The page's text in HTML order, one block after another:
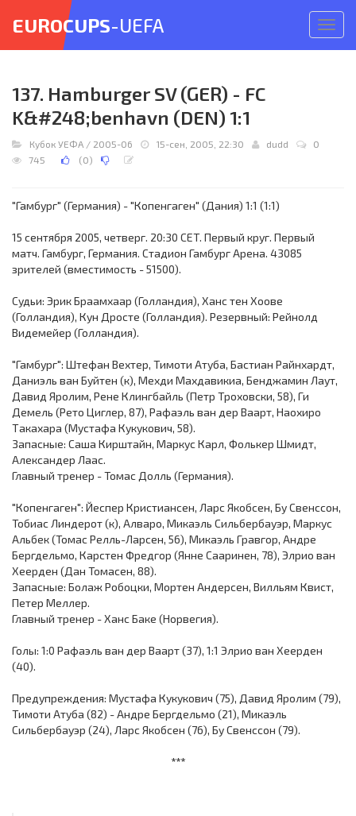
меню
EUROCUPS-UEFA
137. Hamburger SV (GER) - FC
K&#248;benhavn (DEN) 1:1
Кубок УЕФА / 2005-06 15-сен, 2005, 22:30 dudd
0
745
(0)
"Гамбург" (Германия) - "Копенгаген" (Дания) 1:1 (1:1)
15 сентября 2005, четверг. 20:30 CET. Первый круг. Первый
матч. Гамбург, Германия. Стадион Гамбург Арена. 43085
зрителей (вместимость - 51500).
Судьи: Эрик Браамхаар (Голландия), Ханс тен Хоове
(Голландия), Кун Дросте (Голландия). Резервный: Рейнолд
Видемейер (Голландия).
"Гамбург": Штефан Вехтер, Тимоти Атуба, Бастиан Райнхардт,
Даниэль ван Буйтен (к), Мехди Махдавикиа, Бенджамин Лаут,
Давид Яролим, Рене Клингбайль (Петр Троховски, 58), Ги
Демель (Рето Циглер, 87), Рафаэль ван дер Ваарт, Наохиро
Такахара (Мустафа Кукукович, 58).
Запасные: Саша Кирштайн, Маркус Карл, Фолькер Шмидт,
Александер Лаас.
Главный тренер - Томас Долль (Германия).
"Копенгаген": Йеспер Кристиансен, Ларс Якобсен, Бу Свенссон,
Тобиас Линдерот (к), Алваро, Микаэль Сильбербауэр, Маркус
Альбек (Томас Релль-Ларсен, 56), Микаэль Гравгор, Андре
Бергдельмо, Карстен Фредгор (Янне Сааринен, 78), Элрио ван
Хеерден (Дан Томасен, 88).
Запасные: Болаж Робоцки, Мортен Андерсен, Вилльям Квист,
Петер Меллер.
Главный тренер - Ханс Баке (Норвегия).
Голы: 1:0 Рафаэль ван дер Ваарт (37), 1:1 Элрио ван Хеерден
(40).
Предупреждения: Мустафа Кукукович (75), Давид Яролим (79),
Тимоти Атуба (82) - Андре Бергдельмо (21), Микаэль
Сильбербауэр (24), Ларс Якобсен (76), Бу Свенссон (79).
***